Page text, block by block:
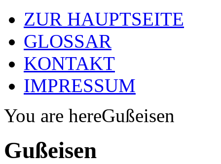
ZUR HAUPTSEITE
GLOSSAR
KONTAKT
IMPRESSUM
You are hereGußeisen
Gußeisen